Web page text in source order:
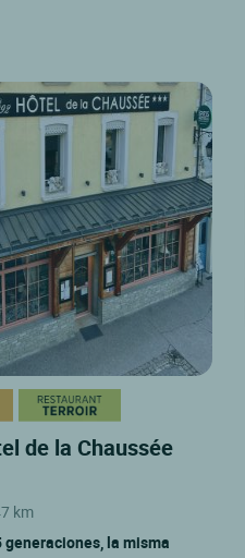
de la Chaussée
km
generaciones, la misma